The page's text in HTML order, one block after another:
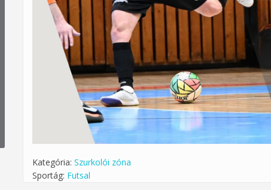
Kategória: Szurkolói zóna
Sportág: Futsal